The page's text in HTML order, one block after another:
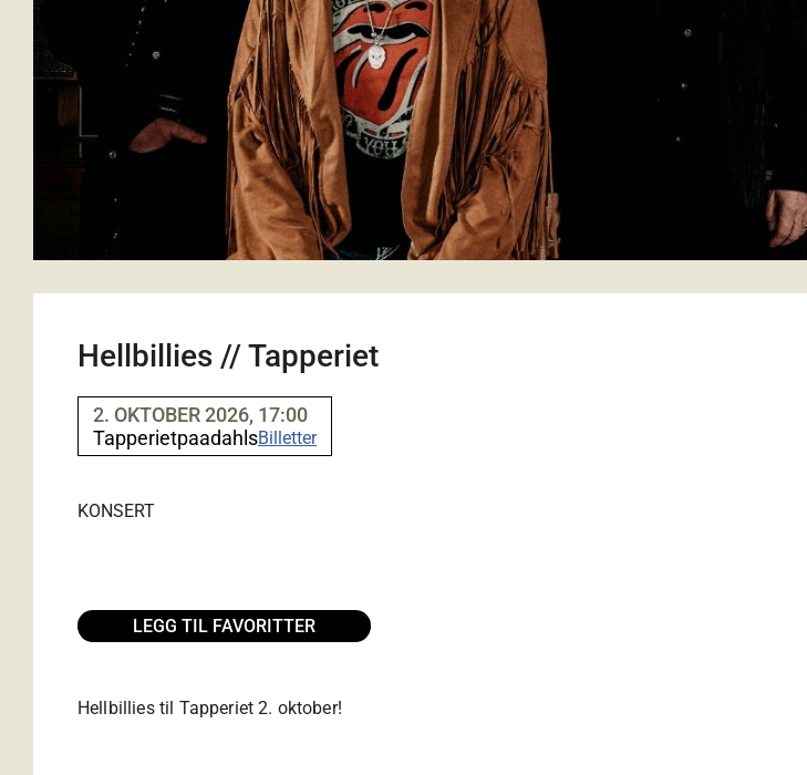
Hellbillies // Tapperiet
2. OKTOBER 2026, 17:00
TapperietpaadahlsBilletter
KONSERT
LEGG TIL FAVORITTER
Hellbillies til Tapperiet 2. oktober!